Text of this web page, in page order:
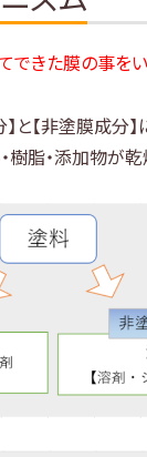
できた膜の事を
と【非塗膜成分】
樹脂・添加物が